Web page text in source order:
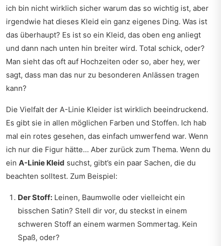
ich bin nicht wirklich sicher warum das so wichtig ist, aber
irgendwie hat dieses Kleid ein ganz eigenes Ding. Was ist
das überhaupt? Es ist so ein Kleid, das oben eng anliegt
und dann nach unten hin breiter wird. Total schick, oder?
Man sieht das oft auf Hochzeiten oder so, aber hey, wer
sagt, dass man das nur zu besonderen Anlässen tragen
kann?
Die Vielfalt der A-Linie Kleider ist wirklich beeindruckend.
Es gibt sie in allen möglichen Farben und Stoffen. Ich hab
mal ein rotes gesehen, das einfach umwerfend war. Wenn
ich nur die Figur hätte… Aber zurück zum Thema. Wenn du
ein A-Linie Kleid suchst, gibt’s ein paar Sachen, die du
beachten solltest. Zum Beispiel:
Der Stoff: Leinen, Baumwolle oder vielleicht ein
bisschen Satin? Stell dir vor, du steckst in einem
schweren Stoff an einem warmen Sommertag. Kein
Spaß, oder?